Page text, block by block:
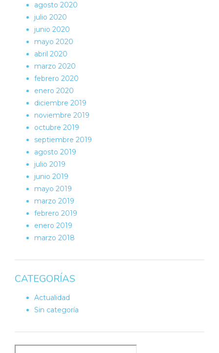
agosto 2020
julio 2020
junio 2020
mayo 2020
abril 2020
marzo 2020
febrero 2020
enero 2020
diciembre 2019
noviembre 2019
octubre 2019
septiembre 2019
agosto 2019
julio 2019
junio 2019
mayo 2019
marzo 2019
febrero 2019
enero 2019
marzo 2018
CATEGORÍAS
Actualidad
Sin categoría